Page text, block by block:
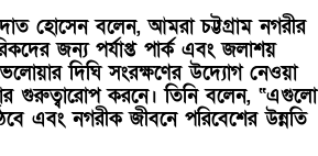
হোসেন বলেন, আমরা চট্টগ্রাম নগরীর
জন্য পর্যাপ্ত পার্ক এবং জলাশয়
দিঘি সংরক্ষণের উদ্যোগ নেওয়া
গুরুত্বারোপ করনে। তিনি বলেন, “এগুলো
এবং নগরীক জীবনে পরিবেশের উন্নতি